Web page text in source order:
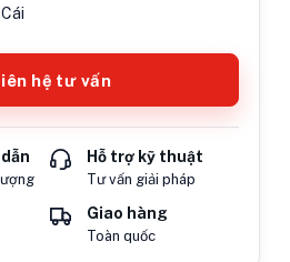
Cái
hệ tư vấn
Hỗ trợ kỹ thuật
Tư vấn giải pháp
Giao hàng
Toàn quốc